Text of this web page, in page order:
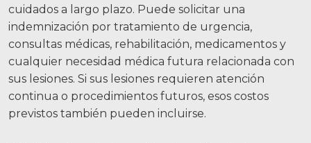
cuidados a largo plazo. Puede solicitar una
indemnización por tratamiento de urgencia,
consultas médicas, rehabilitación, medicamentos y
cualquier necesidad médica futura relacionada con
sus lesiones. Si sus lesiones requieren atención
continua o procedimientos futuros, esos costos
previstos también pueden incluirse.